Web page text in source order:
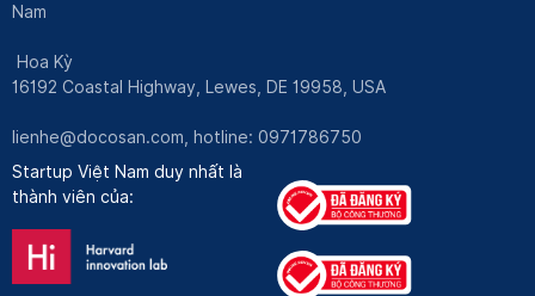
Nam
Hoa Kỳ
16192 Coastal Highway, Lewes, DE 19958, USA
lienhe@docosan.com, hotline: 0971786750
Startup Việt Nam duy nhất là
thành viên của: